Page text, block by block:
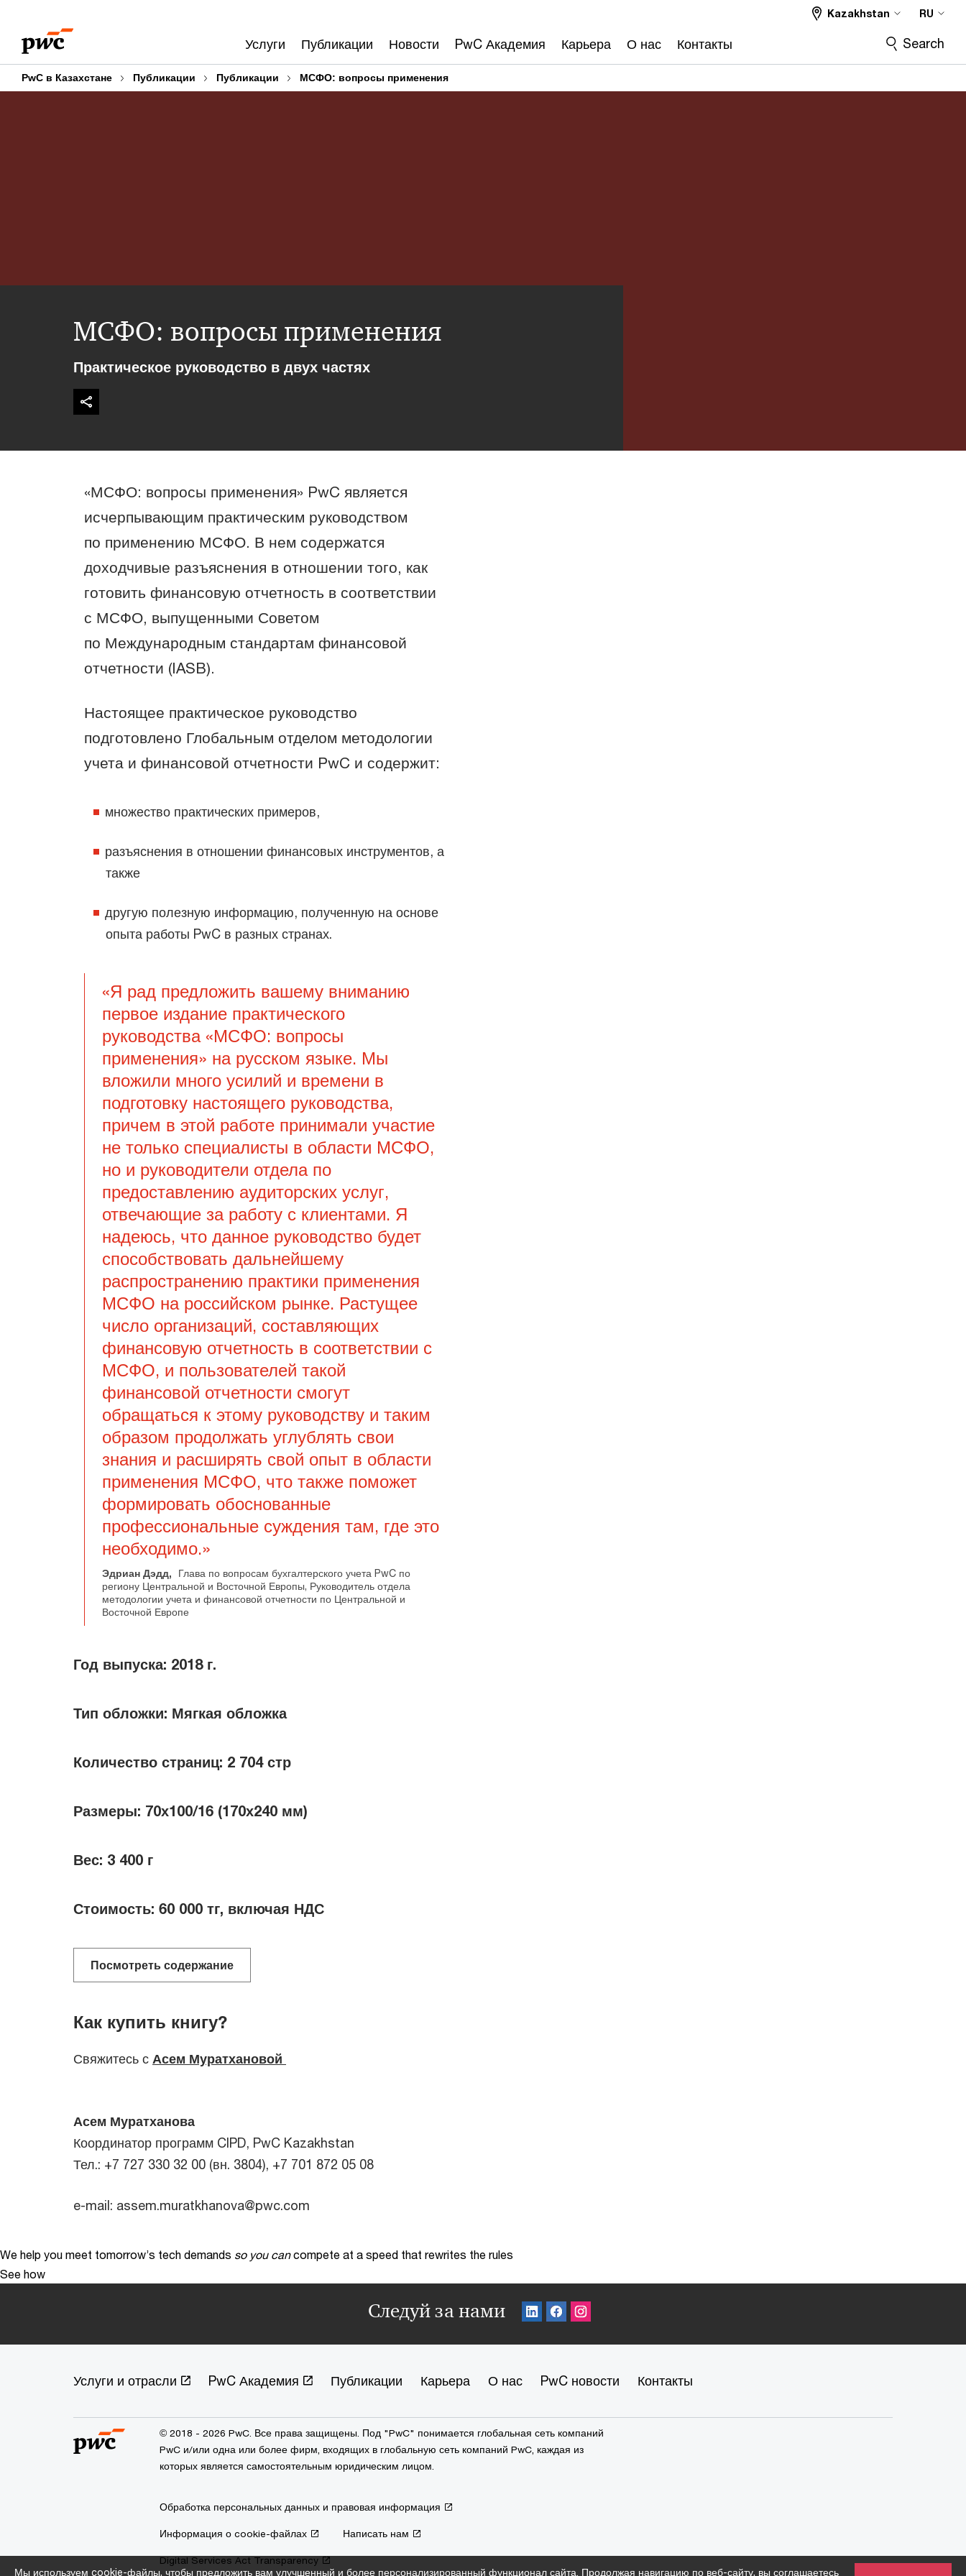
Мы используем cookie-файлы, чтобы предложить вам улучшенный и более персонализированный функционал сайта. Продолжая навигацию по веб-сайту, вы соглашаетесь
content
footer
Услуги Публикации Новости PwC Академия Карьера О нас Контакты
Kazakhstan RU
Search
PwC в Казахстане Публикации Публикации МСФО: вопросы применения
МСФО: вопросы применения
Практическое руководство в двух частях
«МСФО: вопросы применения» PwC является
исчерпывающим практическим руководством
по применению МСФО. В нем содержатся
доходчивые разъяснения в отношении того, как
готовить финансовую отчетность в соответствии
с МСФО, выпущенными Советом
по Международным стандартам финансовой
отчетности (IASB).
Настоящее практическое руководство
подготовлено Глобальным отделом методологии
учета и финансовой отчетности PwC и содержит:
множество практических примеров,
разъяснения в отношении финансовых инструментов, а
также
другую полезную информацию, полученную на основе
опыта работы PwC в разных странах.
«Я рад предложить вашему вниманию
первое издание практического
руководства «МСФО: вопросы
применения» на русском языке. Мы
вложили много усилий и времени в
подготовку настоящего руководства,
причем в этой работе принимали участие
не только специалисты в области МСФО,
но и руководители отдела по
предоставлению аудиторских услуг,
отвечающие за работу с клиентами. Я
надеюсь, что данное руководство будет
способствовать дальнейшему
распространению практики применения
МСФО на российском рынке. Растущее
число организаций, составляющих
финансовую отчетность в соответствии с
МСФО, и пользователей такой
финансовой отчетности смогут
обращаться к этому руководству и таким
образом продолжать углублять свои
знания и расширять свой опыт в области
применения МСФО, что также поможет
формировать обоснованные
профессиональные суждения там, где это
необходимо.»
Эдриан Дэдд,
Глава по вопросам бухгалтерского учета PwC по
региону Центральной и Восточной Европы, Руководитель отдела
методологии учета и финансовой отчетности по Центральной и
Восточной Европе
Год выпуска: 2018 г.
Тип обложки: Мягкая обложка
Количество страниц: 2 704 стр
Размеры: 70х100/16 (170х240 мм)
Вес: 3 400 г
Стоимость: 60 000 тг, включая НДС
Посмотреть содержание
Как купить книгу?
Свяжитесь с Асем Муратхановой
Асем Муратханова
Координатор программ CIPD, PwC Kazakhstan
Тел.: +7 727 330 32 00 (вн. 3804), +7 701 872 05 08
e-mail: assem.muratkhanova@pwc.com
We help you meet tomorrow’s tech demands so you can compete at a speed that rewrites the rules
See how
Следуй за нами
Услуги и отрасли PwC Академия Публикации Карьера О нас PwC новости Контакты
© 2018 - 2026 PwC. Все права защищены. Под "PwC" понимается глобальная сеть компаний
PwC и/или одна или более фирм, входящих в глобальную сеть компаний PwC, каждая из
которых является самостоятельным юридическим лицом.
Обработка персональных данных и правовая информация
Информация о cookie-файлах Написать нам
Digital Services Act Transparency